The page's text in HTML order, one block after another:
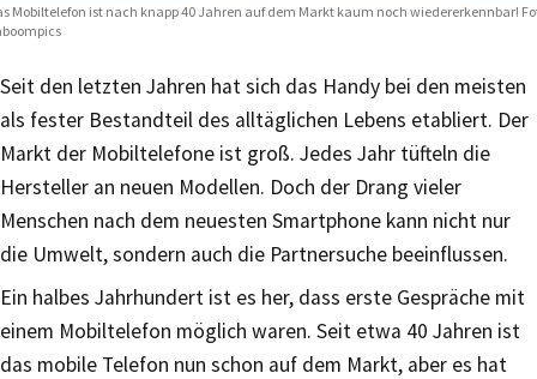
Mobiltelefon ist nach knapp 40 Jahren auf dem Markt kaum noch wiedererkennbar!
Seit den letzten Jahren hat sich das Handy bei den meisten
als fester Bestandteil des alltäglichen Lebens etabliert. Der
Markt der Mobiltelefone ist groß. Jedes Jahr tüfteln die
Hersteller an neuen Modellen. Doch der Drang vieler
Menschen nach dem neuesten Smartphone kann nicht nur
die Umwelt, sondern auch die Partnersuche beeinflussen.
Ein halbes Jahrhundert ist es her, dass erste Gespräche mit
einem Mobiltelefon möglich waren. Seit etwa 40 Jahren ist
das mobile Telefon nun schon auf dem Markt, aber es hat